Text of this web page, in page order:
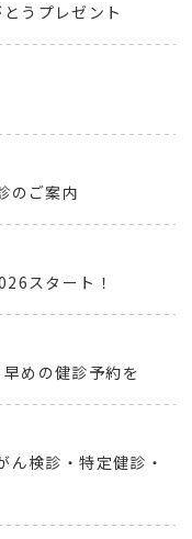
うプレゼント
のご案内
スタート！
めの健診予約を
検診・特定健診・